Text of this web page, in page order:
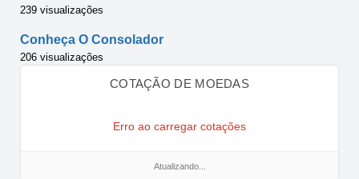
239 visualizações
Conheça O Consolador
206 visualizações
COTAÇÃO DE MOEDAS
Erro ao carregar cotações
Atualizando...